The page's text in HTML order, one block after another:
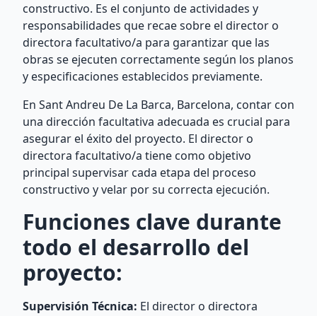
constructivo. Es el conjunto de actividades y
responsabilidades que recae sobre el director o
directora facultativo/a para garantizar que las
obras se ejecuten correctamente según los planos
y especificaciones establecidos previamente.
En Sant Andreu De La Barca, Barcelona, contar con
una dirección facultativa adecuada es crucial para
asegurar el éxito del proyecto. El director o
directora facultativo/a tiene como objetivo
principal supervisar cada etapa del proceso
constructivo y velar por su correcta ejecución.
Funciones clave durante
todo el desarrollo del
proyecto:
Supervisión Técnica: El director o directora